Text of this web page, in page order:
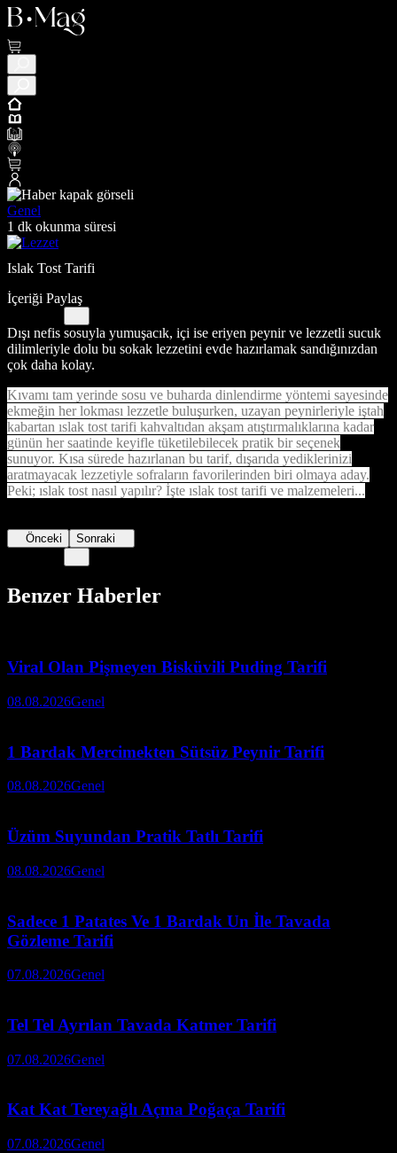
Genel
1 dk okunma süresi
Islak Tost Tarifi
İçeriği Paylaş
Dışı nefis sosuyla yumuşacık, içi ise eriyen peynir ve lezzetli sucuk
dilimleriyle dolu bu sokak lezzetini evde hazırlamak sandığınızdan
çok daha kolay.
Kıvamı tam yerinde sosu ve buharda dinlendirme yöntemi sayesinde
ekmeğin her lokması lezzetle buluşurken, uzayan peynirleriyle iştah
kabartan ıslak tost tarifi kahvaltıdan akşam atıştırmalıklarına kadar
günün her saatinde keyifle tüketilebilecek pratik bir seçenek
sunuyor. Kısa sürede hazırlanan bu tarif, dışarıda yediklerinizi
aratmayacak lezzetiyle sofraların favorilerinden biri olmaya aday.
Peki; ıslak tost nasıl yapılır? İşte ıslak tost tarifi ve malzemeleri...
Önceki Sonraki
Benzer Haberler
Viral Olan Pişmeyen Bisküvili Puding Tarifi
08.08.2026Genel
1 Bardak Mercimekten Sütsüz Peynir Tarifi
08.08.2026Genel
Üzüm Suyundan Pratik Tatlı Tarifi
08.08.2026Genel
Sadece 1 Patates Ve 1 Bardak Un İle Tavada
Gözleme Tarifi
07.08.2026Genel
Tel Tel Ayrılan Tavada Katmer Tarifi
07.08.2026Genel
Kat Kat Tereyağlı Açma Poğaça Tarifi
07.08.2026Genel